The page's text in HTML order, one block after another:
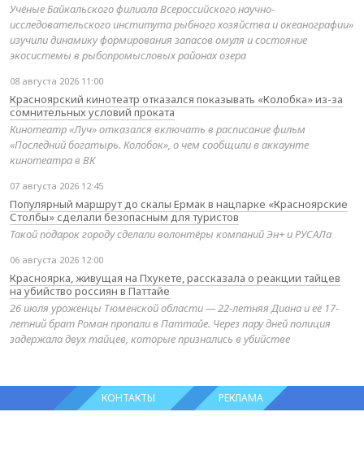
Учёные Байкальского филиала Всероссийского научно-
исследовательского института рыбного хозяйства и океанографии»
изучили динамику формирования запасов омуля и состояние
экосистемы в рыбопромысловых районах озера
08 августа 2026 11:00
Красноярский кинотеатр отказался показывать «Колобка» из-за
сомнительных условий проката
Кинотеатр «Луч» отказался включать в расписание фильм
«Последний богатырь. Колобок», о чем сообщили в аккаунте
кинотеатра в ВК
07 августа 2026 12:45
Популярный маршрут до скалы Ермак в нацпарке «Красноярские
Столбы» сделали безопасным для туристов
Такой подарок городу сделали волонтёры компаний Эн+ и РУСАЛа
06 августа 2026 12:00
Красноярка, живущая на Пхукете, рассказала о реакции тайцев
на убийство россиян в Паттайе
26 июля уроженцы Тюменской области — 22-летняя Диана и её 17-
летний брат Роман пропали в Паттайе. Через пару дней полиция
задержала двух тайцев, которые признались в убийстве
КОНТАКТЫ РЕКЛАМА